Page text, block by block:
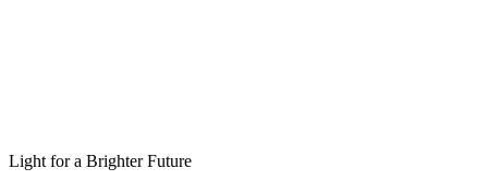
Light for a Brighter Future